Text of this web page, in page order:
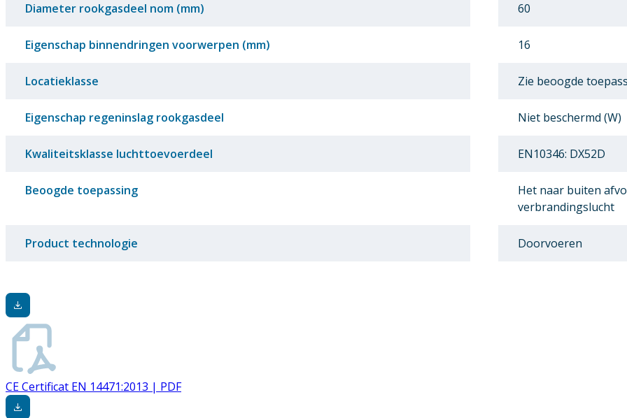
Diameter rookgasdeel nom (mm) 60
Eigenschap binnendringen voorwerpen (mm) 16
Locatieklasse Zie beoogde
Eigenschap regeninslag rookgasdeel Niet beschermd (W)
Kwaliteitsklasse luchttoevoerdeel EN10346: DX52D
Beoogde toepassing
Het naar buiten
verbrandingslucht
Product technologie Doorvoeren
CE Certificat EN 14471:2013 | PDF